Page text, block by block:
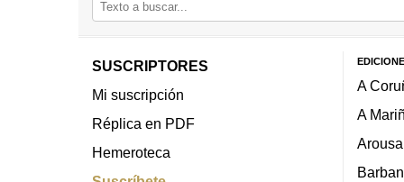
SUSCRIPTORES
Mi suscripción
Réplica en PDF
Hemeroteca
A
A
Arousa